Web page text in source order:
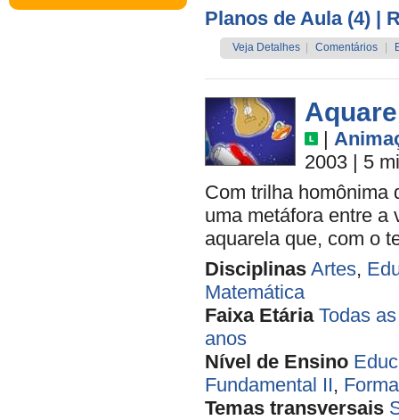
Planos de Aula (4) |
Veja Detalhes Comentários
|
2003 | 5
Com trilha homônima
uma metáfora entre a
aquarela que, com o
Disciplinas Artes,
Matemática
Faixa Etária Todas
anos
Nível de Ensino
Fundamental II,
Temas transversais